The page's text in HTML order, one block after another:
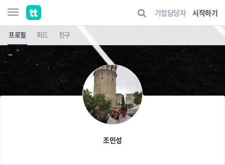
기업담당자 시작하기
프로필 피드 친구
조민성